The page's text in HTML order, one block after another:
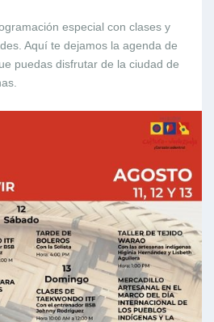
especial con clases y
Aquí te dejamos la agenda de
puedas disfrutar de la ciudad de